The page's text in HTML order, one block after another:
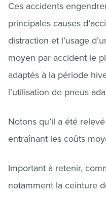
Ces accidents
principales causes
distraction et l’usage
moyen par accident le
adaptés à la période
l’utilisation de pneus
Notons qu’il a été
entraînant les coûts
Important à retenir,
notamment la ceinture